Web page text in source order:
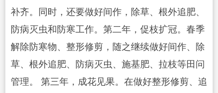
补齐。同时，还要做好间作，除草、根外追肥、
防病灭虫和防寒工作。第二年，促枝扩冠。春季
解除防寒物、整形修剪，随之继续做好间作、除
草、根外追肥、防病灭虫、施基肥、拉枝等田问
管理。 第三年，成花见果。在做好整形修剪、追